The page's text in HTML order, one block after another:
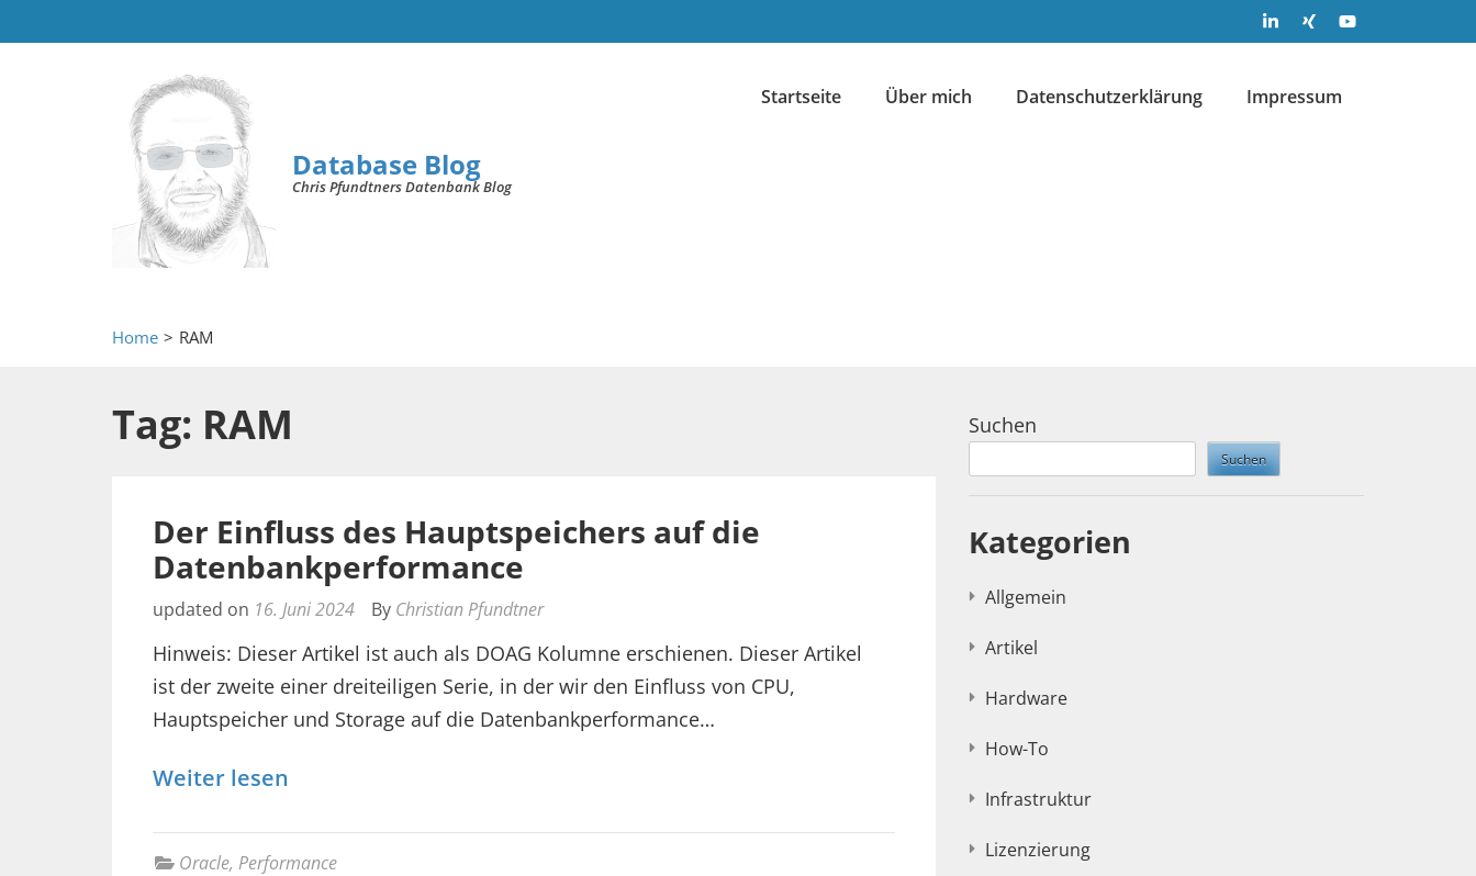
Database Blog
Chris Pfundtners Datenbank Blog
Startseite Über mich Datenschutzerklärung Impressum
Home > RAM
Tag: RAM
Der Einfluss des Hauptspeichers auf die
Datenbankperformance
updated on 16. Juni 2024 By Christian Pfundtner
Hinweis: Dieser Artikel ist auch als DOAG Kolumne erschienen. Dieser Artikel
ist der zweite einer dreiteiligen Serie, in der wir den Einfluss von CPU,
Hauptspeicher und Storage auf die Datenbankperformance…
Weiter lesen
Oracle, Performance
Suchen
Suchen
Kategorien
Allgemein
Artikel
Hardware
How-To
Infrastruktur
Lizenzierung